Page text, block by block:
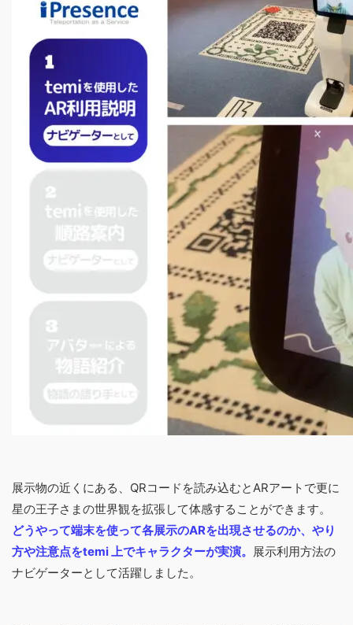
展示物の近くにある、QRコードを読み込むとARアートで更に
星の王子さまの世界観を拡張して体感することができます。
どうやって端末を使って各展示のARを出現させるのか、やり
方や注意点をtemi 上でキャラクターが実演。
展示利用方法の
ナビゲーターとして活躍しました。